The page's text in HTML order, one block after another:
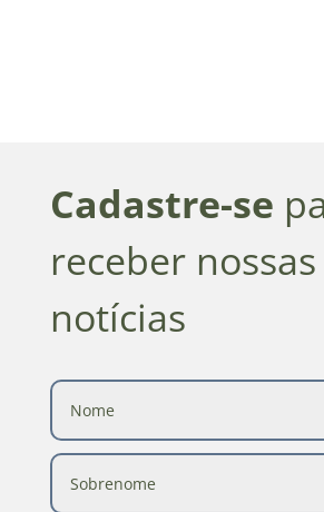
Cadastre-se
receber nossas
notícias